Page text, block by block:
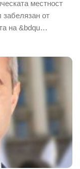
местност
от
на &bdqu…